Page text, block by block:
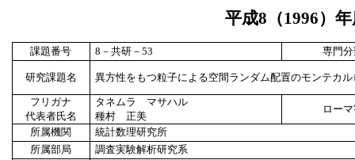
平成8 （1996）
課題番号 8 －共研－53 専門
研究課題名 異方性をもつ粒子による空間ランダム配置のモンテカル
フリガナ
代表者氏名
タネムラ マサハル
種村 正美
ロー
所属機関
統計数理研究所
所属部局
調査実験解析研究系